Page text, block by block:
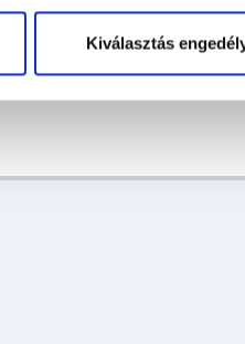
Kiválasztás